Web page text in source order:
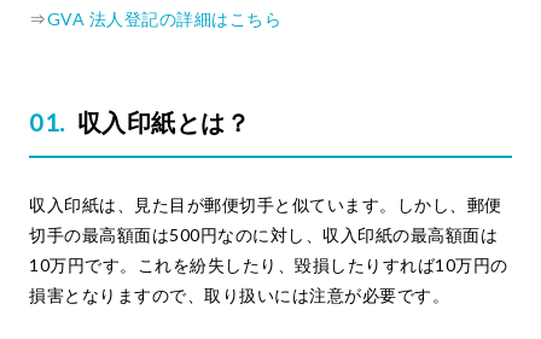
⇒GVA 法人登記の詳細はこちら
収入印紙とは？
収入印紙は、見た目が郵便切手と似ています。しかし、郵便
切手の最高額面は500円なのに対し、収入印紙の最高額面は
10万円です。これを紛失したり、毀損したりすれば10万円の
損害となりますので、取り扱いには注意が必要です。